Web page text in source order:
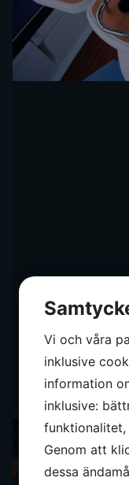
Vi och våra
inklusive
information
inklusive:
Genom att
dessa